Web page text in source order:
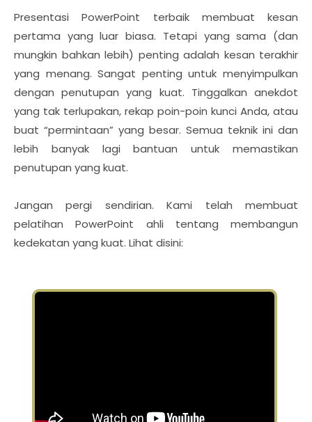
Presentasi PowerPoint terbaik membuat kesan
pertama yang luar biasa. Tetapi yang sama (dan
mungkin bahkan lebih) penting adalah kesan terakhir
yang menang. Sangat penting untuk menyimpulkan
dengan penutupan yang kuat. Tinggalkan anekdot
yang tak terlupakan, rekap poin-poin kunci Anda, atau
buat “permintaan” yang besar. Semua teknik ini dan
lebih banyak lagi bantuan untuk memastikan
penutupan yang kuat.
Jangan pergi sendirian. Kami telah membuat
pelatihan PowerPoint ahli tentang membangun
kedekatan yang kuat. Lihat disini: